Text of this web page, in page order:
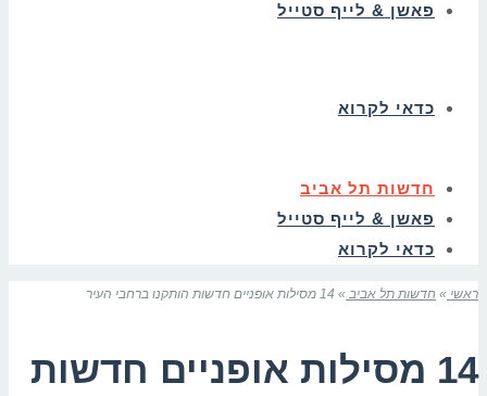
פאשן & לייף סטייל
כדאי לקרוא
חדשות תל אביב
פאשן & לייף סטייל
כדאי לקרוא
ראשי » חדשות תל אביב » 14 מסילות אופניים חדשות הותקנו ברחבי העיר
14 מסילות אופניים חדשות